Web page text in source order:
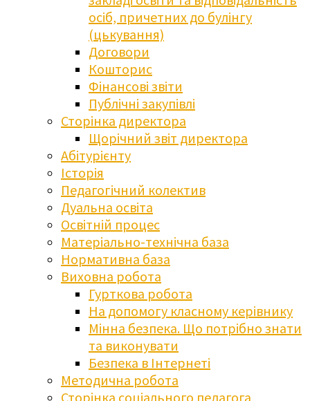
осіб, причетних до булінгу
(цькування)
Договори
Кошторис
Фінансові звіти
Публічні закупівлі
Сторінка директора
Щорічний звіт директора
Абітурієнту
Історія
Педагогічний колектив
Дуальна освіта
Освітній процес
Матеріально-технічна база
Нормативна база
Виховна робота
Гурткова робота
На допомогу класному керівнику
Мінна безпека. Що потрібно знати
та виконувати
Безпека в Інтернеті
Методична робота
Сторінка соціального педагога